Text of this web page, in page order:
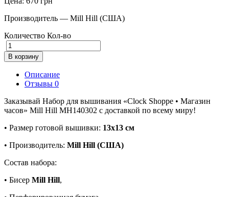
Производитель — Mill Hill (США)
Количество Кол-во
В корзину
Описание
Отзывы 0
Заказывай Набор для вышивания «Clock Shoppe • Магазин
часов» Mill Hill MH140302 с доставкой по всему миру!
• Размер готовой вышивки: 13х13 см
• Производитель: Mill Hill (США)
Состав набора:
• Бисер Mill Hill,